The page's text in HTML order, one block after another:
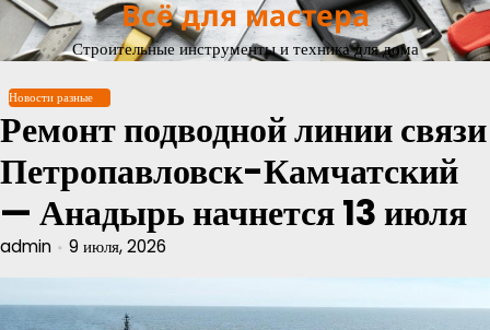
Перейти
содержимому
Всё для мастера
Строительные инструменты и техника для дома
Новости разные
Ремонт подводной линии связи
Петропавловск-Камчатский
— Анадырь начнется 13 июля
admin 9 июля, 2026